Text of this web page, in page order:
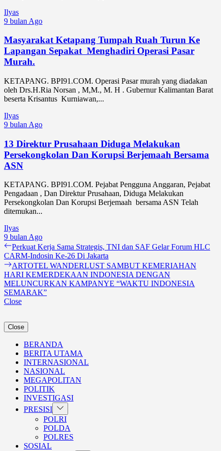
Ilyas
9 bulan Ago
Masyarakat Ketapang Tumpah Ruah Turun Ke
Lapangan Sepakat Menghadiri Operasi Pasar
Murah.
KETAPANG. BPI91.COM. Operasi Pasar murah yang diadakan
oleh Drs.H.Ria Norsan , M,M., M. H . Gubernur Kalimantan Barat
beserta Krisantus Kurniawan,...
Ilyas
9 bulan Ago
13 Direktur Prusahaan Diduga Melakukan
Persekongkolan Dan Korupsi Berjemaah Bersama
ASN
KETAPANG. BPI91.COM. Pejabat Pengguna Anggaran, Pejabat
Pengadaan , Dan Direktur Prusahaan, Diduga Melakukan
Persekongkolan Dan Korupsi Berjemaah bersama ASN Telah
ditemukan...
Ilyas
9 bulan Ago
Navigasi
pos
Previous
post:
Perkuat Kerja Sama Strategis, TNI dan SAF Gelar Forum HLC
CARM-Indosin Ke-26 Di Jakarta
Next
post:
ARTOTEL WANDERLUST SAMBUT KEMERIAHAN
HARI KEMERDEKAAN INDONESIA DENGAN
MELUNCURKAN KAMPANYE “WAKTU INDONESIA
SEMARAK”
Close
Close
BERANDA
BERITA UTAMA
INTERNASIONAL
NASIONAL
MEGAPOLITAN
POLITIK
INVESTIGASI
PRESISI Show
sub
menu
POLRI
POLDA
POLRES
SOSIAL